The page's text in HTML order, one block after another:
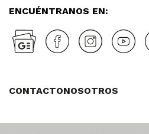
ENCUÉNTRANOS EN:
CONTACTONOSOTROS